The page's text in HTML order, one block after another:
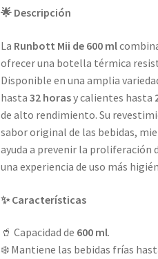
🌟 Descripción
La Runbott Mii de 600 ml
ofrecer una botella térmica
Disponible en una amplia
hasta32 horasy calientes hasta
de alto rendimiento. Su
sabor original de las bebidas,
ayuda a prevenir la
una experiencia de uso más
✨ Características
🥤 Capacidad de 600 ml.
❄️ Mantiene las bebidas frías